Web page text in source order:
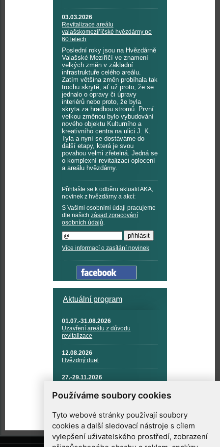
Používáme soubory cookies
Tyto webové stránky používají soubory
cookies a další sledovací nástroje s cílem
vylepšení uživatelského prostředí, zobrazení
03.03.2026
Revitalizace areálu
valašskomeziříčské hvězdárny po
60 letech
Poslední roky jsou na Hvězdárně
Valašské Meziříčí ve znamení
velkých změn v základní
infrastruktuře celého areálu.
Zatím většina změn probíhala tak
trochu skrytě, ať už proto, že se
jednalo o opravy či úpravy
interiérů nebo proto, že byla
skryta za hradbou stromů. První
velkou změnou bylo vybudování
nového objektu Kulturního a
kreativního centra na ulici J. K.
Tyla a nyní se dostáváme do
další etapy, která je svou
povahou velmi zřetelná. Jedná se
o komplexní revitalizaci oplocení
a areálu hvězdárny.
Přihlašte se k odběru aktualit AKA,
novinek z hvězdárny a akcí:
S Vašimi osobními údaji pracujeme
dle našich zásad zpracování
osobních údajů.
Více informací o zasílání novinek
Aktuální program
01.07.-31.08.2026
Uzavření areálu z důvodu
revitalizace
12.08.2026
Hvězdný duel
27.-29.11.2026
TECHNIKA A KOSMICKÉ
TECHNOLOGIE